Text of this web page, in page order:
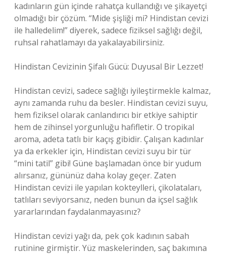
kadınların gün içinde rahatça kullandığı ve şikayetçi
olmadığı bir çözüm. “Mide şişliği mi? Hindistan cevizi
ile halledelim!” diyerek, sadece fiziksel sağlığı değil,
ruhsal rahatlamayı da yakalayabilirsiniz.
Hindistan Cevizinin Şifalı Gücü: Duyusal Bir Lezzet!
Hindistan cevizi, sadece sağlığı iyileştirmekle kalmaz,
aynı zamanda ruhu da besler. Hindistan cevizi suyu,
hem fiziksel olarak canlandırıcı bir etkiye sahiptir
hem de zihinsel yorgunluğu hafifletir. O tropikal
aroma, adeta tatlı bir kaçış gibidir. Çalışan kadınlar
ya da erkekler için, Hindistan cevizi suyu bir tür
“mini tatil” gibi! Güne başlamadan önce bir yudum
alırsanız, gününüz daha kolay geçer. Zaten
Hindistan cevizi ile yapılan kokteylleri, çikolataları,
tatlıları seviyorsanız, neden bunun da içsel sağlık
yararlarından faydalanmayasınız?
Hindistan cevizi yağı da, pek çok kadının sabah
rutinine girmiştir. Yüz maskelerinden, saç bakımına